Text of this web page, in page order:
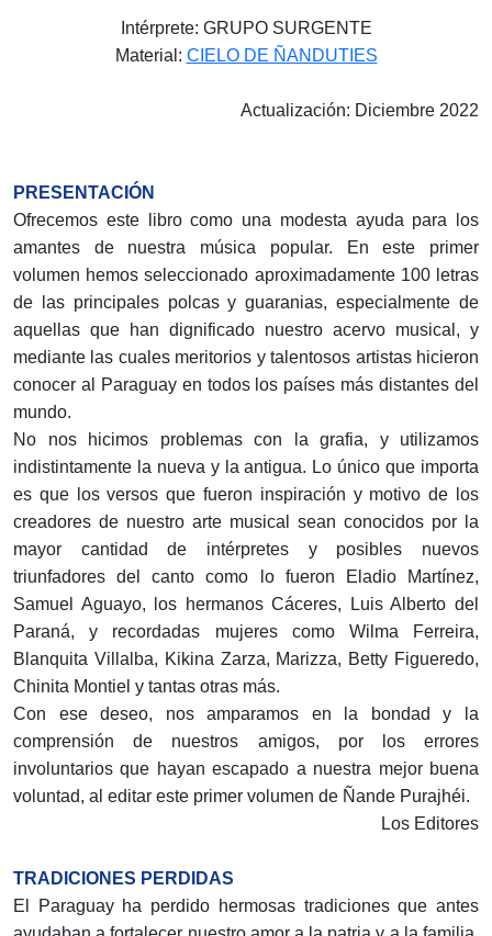
Intérprete: GRUPO SURGENTE
Material: CIELO DE ÑANDUTIES
Actualización: Diciembre 2022
PRESENTACIÓN
Ofrecemos este libro como una modesta ayuda para los
amantes de nuestra música popular. En este primer
volumen hemos seleccionado aproximadamente 100 letras
de las principales polcas y guaranias, especialmente de
aquellas que han dignificado nuestro acervo musical, y
mediante las cuales meritorios y talentosos artistas hicieron
conocer al Paraguay en todos los países más distantes del
mundo.
No nos hicimos problemas con la grafia, y utilizamos
indistintamente la nueva y la antigua. Lo único que importa
es que los versos que fueron inspiración y motivo de los
creadores de nuestro arte musical sean conocidos por la
mayor cantidad de intérpretes y posibles nuevos
triunfadores del canto como lo fueron Eladio Martínez,
Samuel Aguayo, los hermanos Cáceres, Luis Alberto del
Paraná, y recordadas mujeres como Wilma Ferreira,
Blanquita Villalba, Kikina Zarza, Marizza, Betty Figueredo,
Chinita Montiel y tantas otras más.
Con ese deseo, nos amparamos en la bondad y la
comprensión de nuestros amigos, por los errores
involuntarios que hayan escapado a nuestra mejor buena
voluntad, al editar este primer volumen de Ñande Purajhéi.
Los Editores
TRADICIONES PERDIDAS
El Paraguay ha perdido hermosas tradiciones que antes